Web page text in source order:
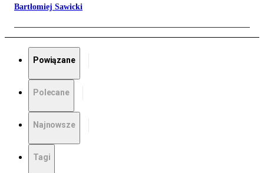
Bartłomiej Sawicki
Powiązane
Polecane
Najnowsze
Tagi